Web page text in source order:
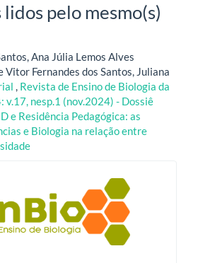
pelo mesmo(s)
Ana Júlia Lemos Alves
Vitor Fernandes dos Santos, Juliana
, Revista de Ensino de Biologia da
v.17, nesp.1 (nov.2024) - Dossiê
e Residência Pedagógica: as
e Biologia na relação entre